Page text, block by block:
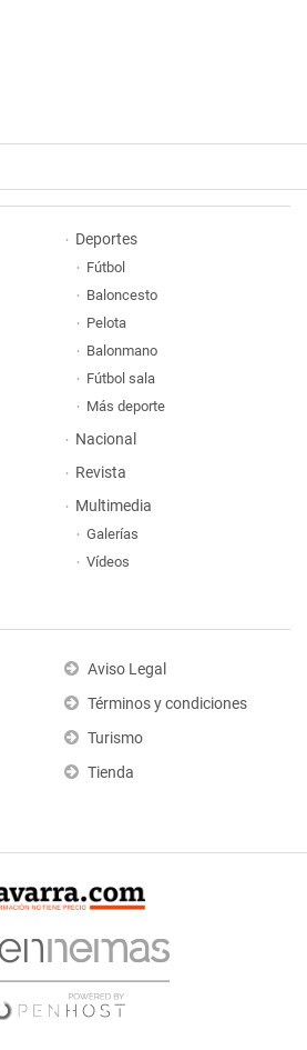
Deportes
Fútbol
Baloncesto
Pelota
Balonmano
Fútbol sala
Más deporte
Nacional
Revista
Multimedia
Galerías
Vídeos
Aviso Legal
Términos y condiciones
Turismo
Tienda